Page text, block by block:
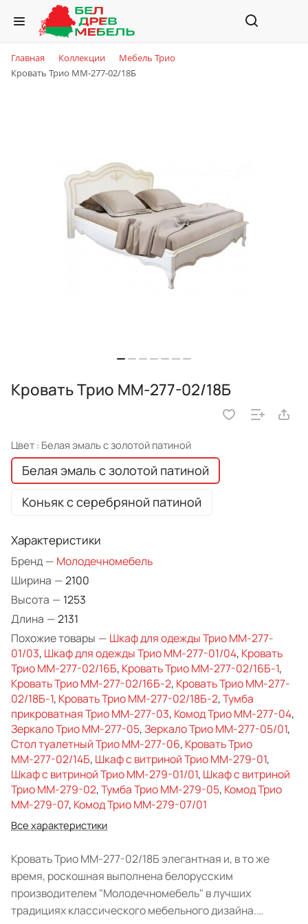
Главная Коллекции
Мебель Трио
Кровать Трио ММ-277-02/18Б
Кровать Трио ММ-277-02/18Б
Цвет : Белая эмаль с золотой патиной
Белая эмаль с золотой патиной
Коньяк с серебряной патиной
Характеристики
Бренд — Молодечномебель
Ширина —2100
Высота — 1253
Длина —2131
Похожие товары — Шкаф для одежды Трио ММ-277-
01/03, Шкаф для одежды Трио ММ-277-01/04, Кровать
Трио ММ-277-02/16Б, Кровать Трио ММ-277-02/16Б-1,
Кровать Трио ММ-277-02/16Б-2, Кровать Трио ММ-277-
02/18Б-1, Кровать Трио ММ-277-02/18Б-2,Тумба
прикроватная Трио ММ-277-03, Комод Трио ММ-277-04,
Зеркало Трио ММ-277-05,Зеркало Трио ММ-277-05/01,
Стол туалетный Трио ММ-277-06, Кровать Трио
ММ-277-02/14Б, Шкаф с витриной Трио ММ-279-01,
Шкаф с витриной Трио ММ-279-01/01, Шкаф с витриной
Трио ММ-279-02,Тумба Трио ММ-279-05, Комод Трио
ММ-279-07, Комод Трио ММ-279-07/01
Все характеристики
Кровать Трио ММ-277-02/18Б элегантная и, в то же
время, роскошная выполнена белорусским
производителем "Молодечномебель" в лучших
традициях классического мебельного дизайна.